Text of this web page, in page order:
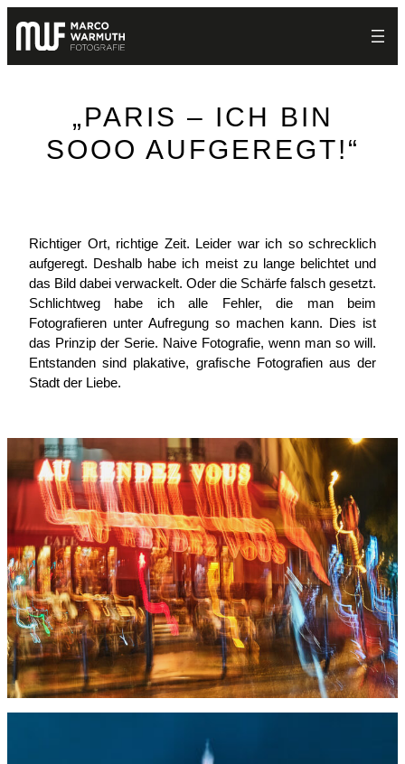
Zum
Inhalt
springen
„PARIS – ICH BIN
SOOO AUFGEREGT!“
Richtiger Ort, richtige Zeit. Leider war ich so schrecklich
aufgeregt. Deshalb habe ich meist zu lange belichtet und
das Bild dabei verwackelt. Oder die Schärfe falsch gesetzt.
Schlichtweg habe ich alle Fehler, die man beim
Fotografieren unter Aufregung so machen kann. Dies ist
das Prinzip der Serie. Naive Fotografie, wenn man so will.
Entstanden sind plakative, grafische Fotografien aus der
Stadt der Liebe.